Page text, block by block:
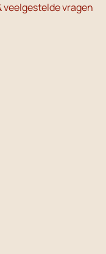
vragen